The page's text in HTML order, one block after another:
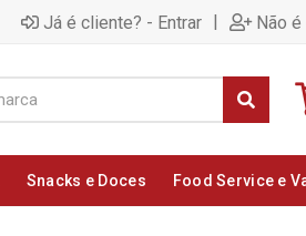
Já é cliente? - Entrar | Não
Snacks e Doces Food Service e